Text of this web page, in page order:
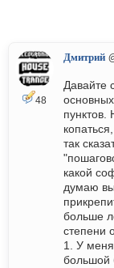
48
Дмитрий
Давайте
пунктов.
так
какой
думаю
больше
степени
1. У меня
большой